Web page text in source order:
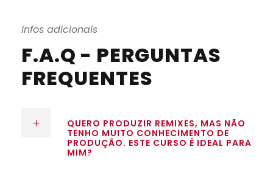
Infos adicionais
F.A.Q - PERGUNTAS
FREQUENTES
QUERO PRODUZIR REMIXES, MAS NÃO
TENHO MUITO CONHECIMENTO DE
PRODUÇÃO. ESTE CURSO É IDEAL PARA
MIM?